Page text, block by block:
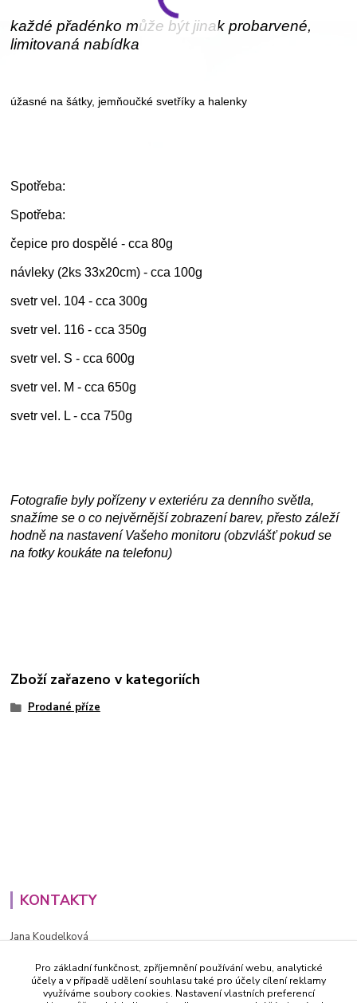
každé přadénko může být jinak probarvené,
limitovaná nabídka
úžasné na šátky, jemňoučké svetříky a halenky
Spotřeba:
Spotřeba:
čepice pro dospělé - cca 80g
návleky (2ks 33x20cm) - cca 100g
svetr vel. 104 - cca 300g
svetr vel. 116 - cca 350g
svetr vel. S - cca 600g
svetr vel. M - cca 650g
svetr vel. L - cca 750g
Fotografie byly pořízeny v exteriéru za denního světla,
snažíme se o co nejvěrnější zobrazení barev, přesto záleží
hodně na nastavení Vašeho monitoru (obzvlášť pokud se
na fotky koukáte na telefonu)
Zboží zařazeno v kategoriích
Prodané příze
KONTAKTY
Jana Koudelková
PO - PÁ (8-16h)
info@decida.cz
Pro základní funkčnost, zpříjemnění používání webu, analytické
účely a v případě udělení souhlasu také pro účely cílení reklamy
využíváme soubory cookies. Nastavení vlastních preferencí